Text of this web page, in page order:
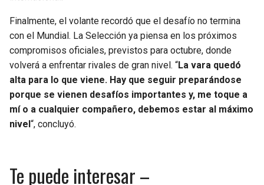
Finalmente, el volante recordó que el desafío no termina
con el Mundial. La Selección ya piensa en los próximos
compromisos oficiales, previstos para octubre, donde
volverá a enfrentar rivales de gran nivel. “La vara quedó
alta para lo que viene. Hay que seguir preparándose
porque se vienen desafíos importantes y, me toque a
mí o a cualquier compañero, debemos estar al máximo
nivel“, concluyó.
Te puede interesar –